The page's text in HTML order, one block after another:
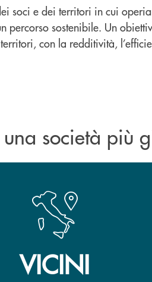
soci e dei territori in cui
percorso sostenibile. Un
con la redditività,
società più
VICINI